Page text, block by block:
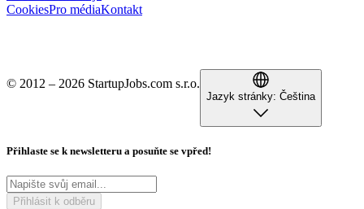
CookiesPro médiaKontakt
© 2012 – 2026 StartupJobs.com s.r.o.
Jazyk stránky: Čeština
Přihlaste se k newsletteru a posuňte se vpřed!
Přihlásit k odběru